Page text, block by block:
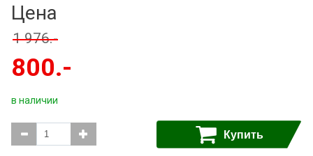
Цена
1 976.-
800.-
в наличии
Купить